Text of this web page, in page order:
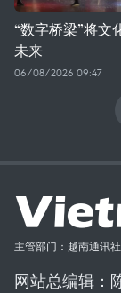
“数字桥梁”将文
未来
06/08/2026 09:47
主管部门：越南通讯社
网站总编辑：